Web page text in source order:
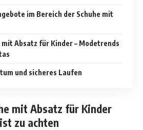
im Bereich der Schuhe mit
mit Absatz für Kinder – Modetrends
und sicheres Laufen
mit Absatz für Kinder
zu achten